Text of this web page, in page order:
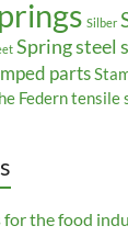
Silber
Spring steel
parts
Federntensile
for the food